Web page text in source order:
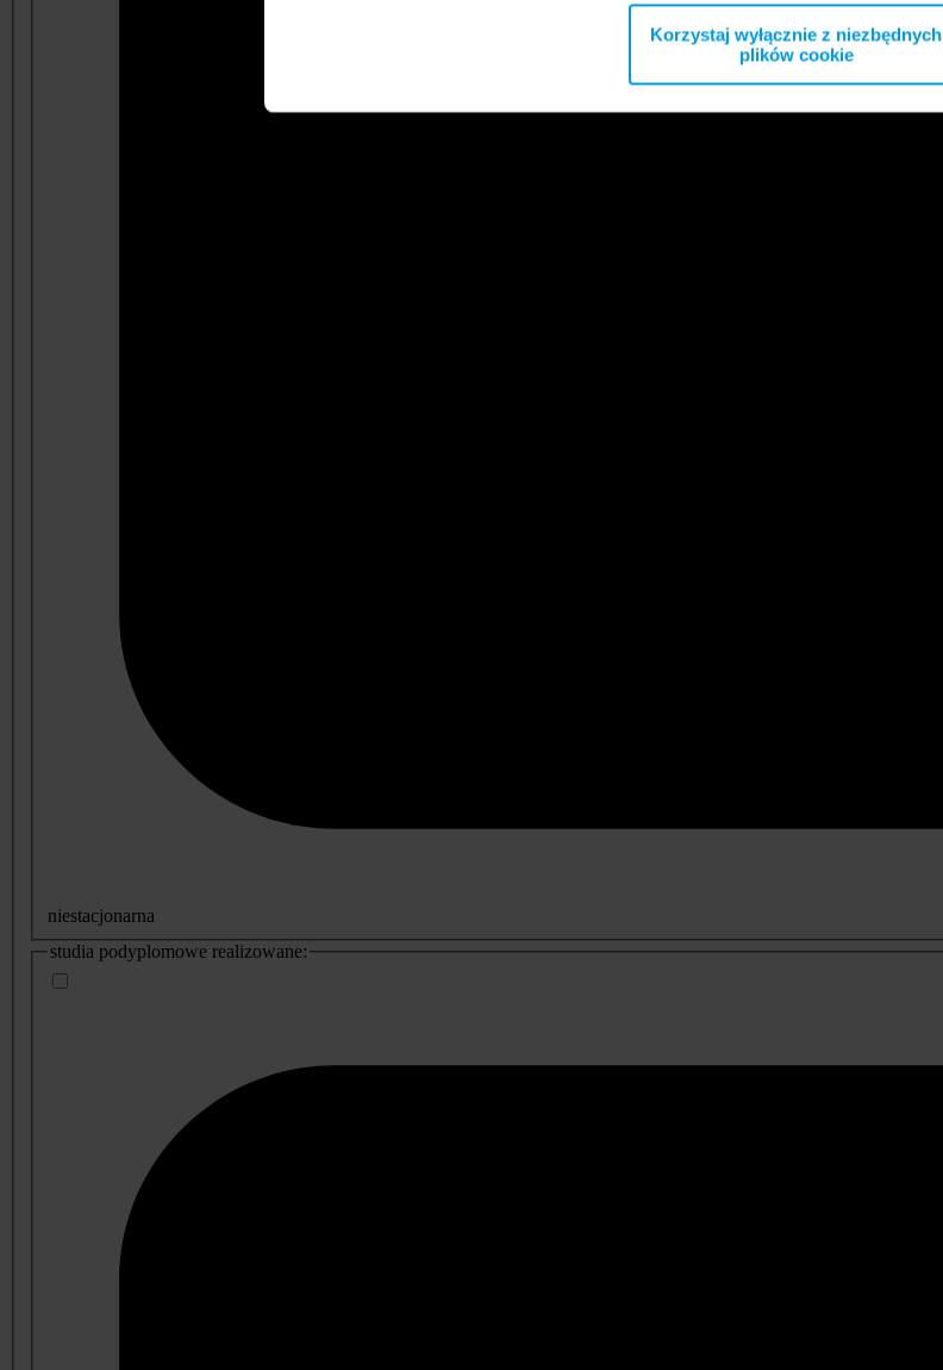
Korzystaj wyłącznie z niezbędnych
plików cookie
niestacjonarna
studia podyplomowe realizowane: